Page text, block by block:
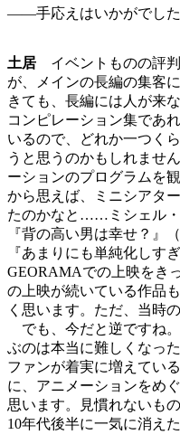
――手応えはいかがでした
土居 イベントものの評
が、メインの長編の集客
きても、長編には人が来
コンピレーション集であ
いるので、どれか一つく
うと思うのかもしれませ
ーションのプログラムを
から思えば、ミニシアタ
たのかなと……ミシェル・
『背の高い男は幸せ？』
『あまりにも単純化しす
GEORAMAでの上映をき
の上映が続いている作品
く思います。ただ、当時
でも、今だと逆ですね
ぶのは本当に難しくなっ
ファンが着実に増えてい
に、アニメーションをめ
思います。見慣れないも
10年代後半に一気に消え